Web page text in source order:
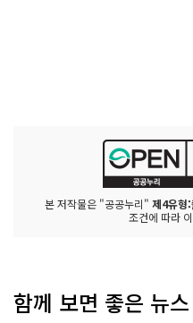
본 저작물은 "공공누리" 제4유형
조건에 따라
함께 보면 좋은 뉴스